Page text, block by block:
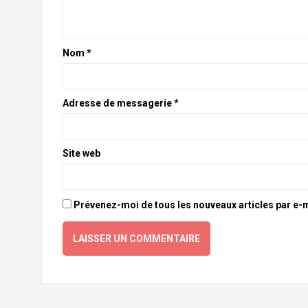
Nom *
Adresse de messagerie*
Site web
Prévenez-moi de tous les nouveaux articles par e-